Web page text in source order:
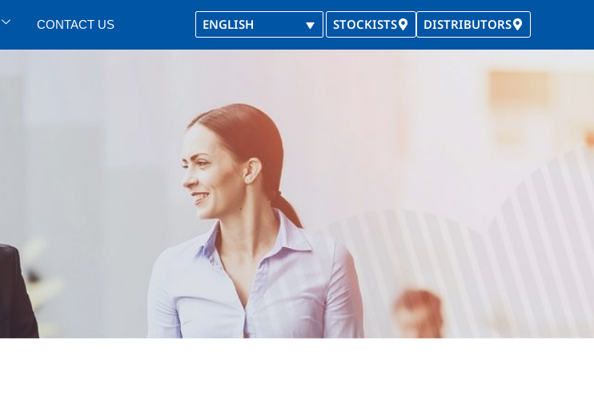
CONTACT US ENGLISH STOCKISTS DISTRIBUTORS